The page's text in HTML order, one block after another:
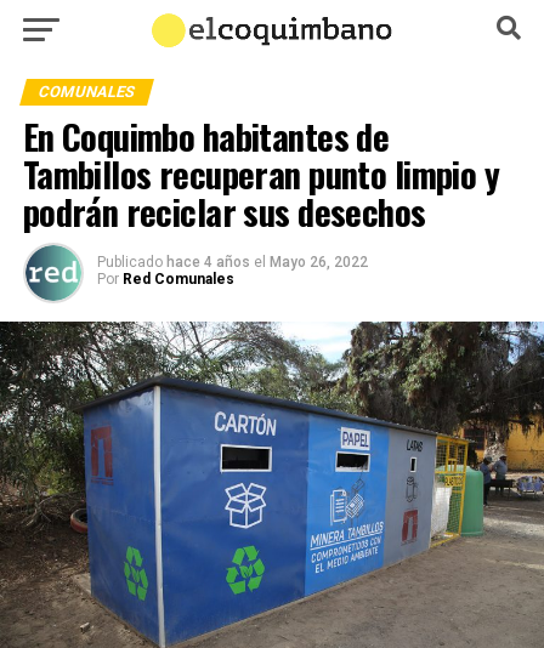
COMUNALES
En Coquimbo habitantes de
Tambillos recuperan punto limpio y
podrán reciclar sus desechos
Publicado hace 4 años el Mayo 26, 2022
Por Red Comunales